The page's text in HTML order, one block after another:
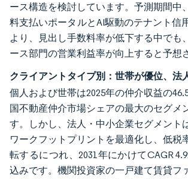
ース構造を検討しています。予測期間中
料支払いポータルとAI駆動のテナント信
より、見出し手数料率が低下する中でも
ース部門の営業利益率が向上すると予想
クライアントタイプ別：世帯が優位、法
個人および世帯は2025年の仲介収益の
国不動産仲介市場シェアの最大のセグメ
す。しかし、法人・中小企業セグメント
ワークフットプリントを最適化し、低税
転するにつれ、2031年にかけてCAGR
込みです。機関投資家の一戸建て賃貸フ